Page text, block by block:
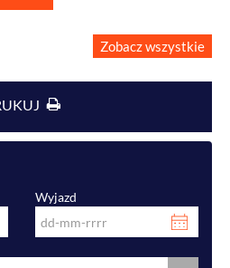
Zobacz wszystkie
Wyjazd